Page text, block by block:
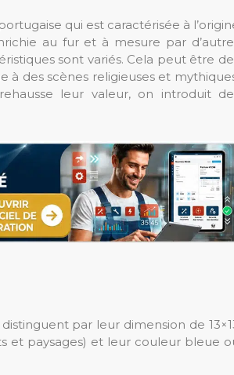
qui est caractérisée à
au fur et à mesure par
sont variés. Cela peut être
à des scènes religieuses et
leur valeur, on introduit
par leur dimension de
et paysages) et leur couleur bleue